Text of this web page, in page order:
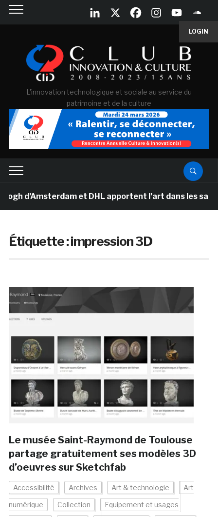
LOGIN
L'innovation technologique et sociale au service du
patrimoine et de la culture
d’Amsterdam et DHL apportent l’art dans les salles
Étiquette :impression 3D
Le musée Saint-Raymond de Toulouse
partage gratuitement ses modèles 3D
d’oeuvres sur Sketchfab
Accessibilité Archives Art & technologie Art
numérique Collection Equipement et usages